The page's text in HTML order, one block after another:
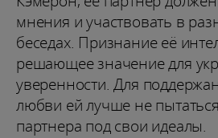
мнения и участвовать в
беседах. Признание её
решающее значение для
уверенности. Для
любви ей лучше не
партнера под свои идеалы.